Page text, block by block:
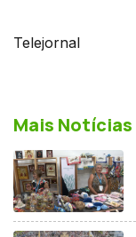
Telejornal
Mais Notícias